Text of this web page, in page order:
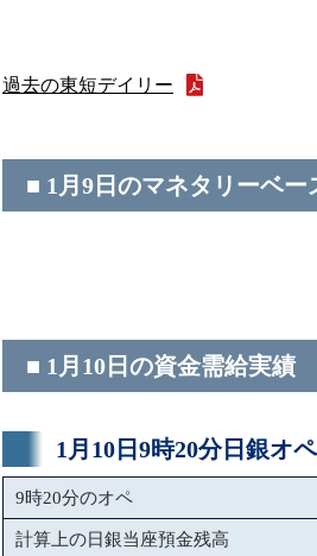
過去の東短デイリー
■ 1月9日のマネタリーベー
■ 1月10日の資金需給実績
1月10日9時20分日銀オ
9時20分のオペ
計算上の日銀当座預金残高